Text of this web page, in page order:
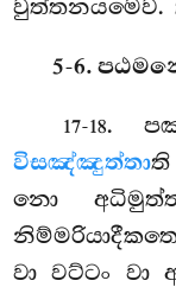
වුත්තනයමෙව.
5-6.
17-18.
විසඤ්ඤුත්තා
නො
වා වට්ටං